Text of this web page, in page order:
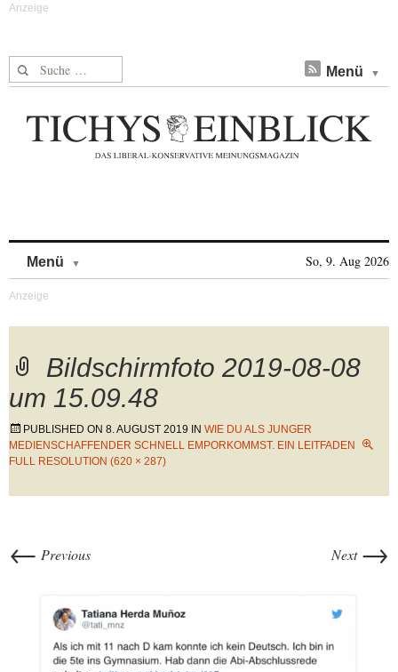
Suche nach: Menü
Menü So, 9. Aug 2026
Bildschirmfoto 2019-08-08
um 15.09.48
PUBLISHED ON 8. AUGUST 2019 IN WIE DU ALS JUNGER
MEDIENSCHAFFENDER SCHNELL EMPORKOMMST. EIN LEITFADEN
FULL RESOLUTION (620 × 287)
← Previous Next →